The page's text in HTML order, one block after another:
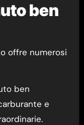
ben
offre numerosi
ben
e